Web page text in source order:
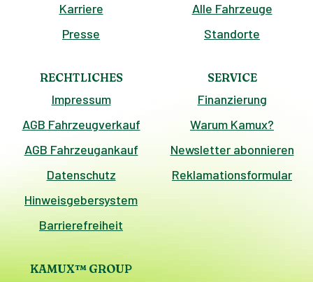
Karriere
Presse
Alle Fahrzeuge
Standorte
RECHTLICHES
Impressum
AGB Fahrzeugverkauf
AGB Fahrzeugankauf
Datenschutz
Hinweisgebersystem
Barrierefreiheit
SERVICE
Finanzierung
Warum Kamux?
Newsletter abonnieren
Reklamationsformular
KAMUX™ GROUP